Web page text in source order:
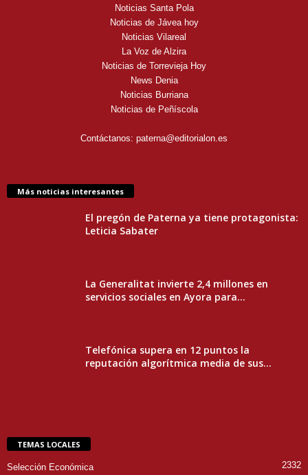
Noticias Santa Pola
Noticias de Jávea hoy
Noticias Vilareal
La Voz de Alzira
Noticias de Torrevieja Hoy
News Denia
Noticias Burriana
Noticias de Peñíscola
Contáctanos: paterna@editorialon.es
Más noticias interesantes
El pregón de Paterna ya tiene protagonista:
Leticia Sabater
La Generalitat invierte 2,4 millones en
servicios sociales en Ayora para...
Telefónica supera en 12 puntos la
reputación algorítmica media de sus...
TEMAS LOCALES
Selección Económica 2332